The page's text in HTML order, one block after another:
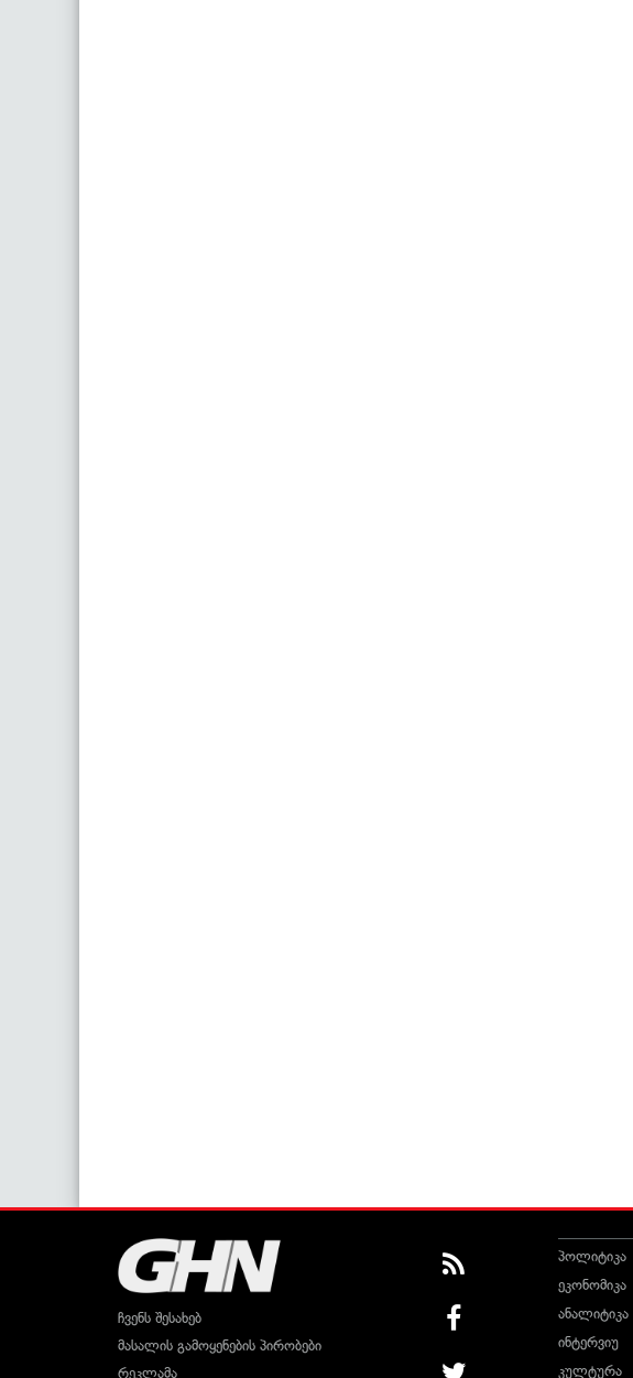
ჩვენს შესახებ
მასალის გამოყენების პირობები
რეკლამა
პოლიტიკა
ეკონომიკა
ანალიტიკა
ინტერვიუ
კულტურა